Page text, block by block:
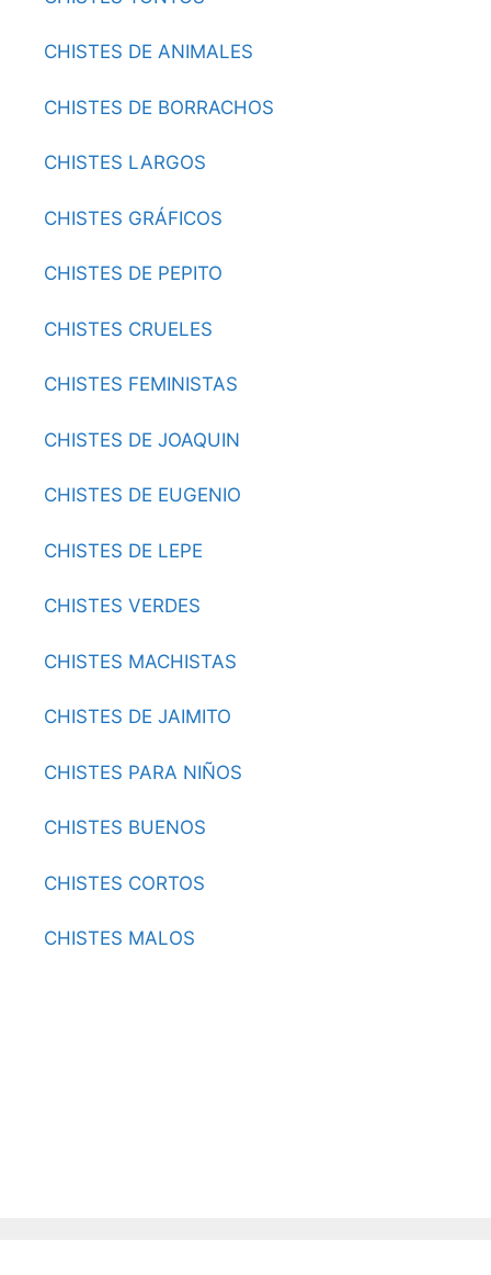
CHISTES DE ANIMALES
CHISTES DE BORRACHOS
CHISTES LARGOS
CHISTES GRÁFICOS
CHISTES DE PEPITO
CHISTES CRUELES
CHISTES FEMINISTAS
CHISTES DE JOAQUIN
CHISTES DE EUGENIO
CHISTES DE LEPE
CHISTES VERDES
CHISTES MACHISTAS
CHISTES DE JAIMITO
CHISTES PARA NIÑOS
CHISTES BUENOS
CHISTES CORTOS
CHISTES MALOS